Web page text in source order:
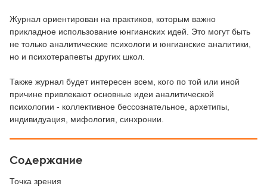
Журнал ориентирован на практиков, которым важно
прикладное использование юнгианских идей. Это могут быть
не только аналитические психологи и юнгианские аналитики,
но и психотерапевты других школ.
Также журнал будет интересен всем, кого по той или иной
причине привлекают основные идеи аналитической
психологии - коллективное бессознательное, архетипы,
индивидуация, мифология, синхронии.
Содержание
Точка зрения